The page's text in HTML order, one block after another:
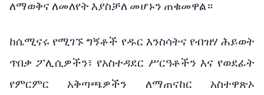
ለማወቅና ለመለየት እያስቻለ መሆኑን ጠቁመዋል።
ከሴሚናሩ የሚገኙ ግኝቶች የዱር እንስሳትና የብዝሃ ሕይወት
ጥበቃ ፖሊሲዎችን፣ የአስተዳደር ሥርዓቶችን እና የወደፊት
የምርምር
አቅጣጫዎችን ለማጠናከር
አስተዋጽኦ